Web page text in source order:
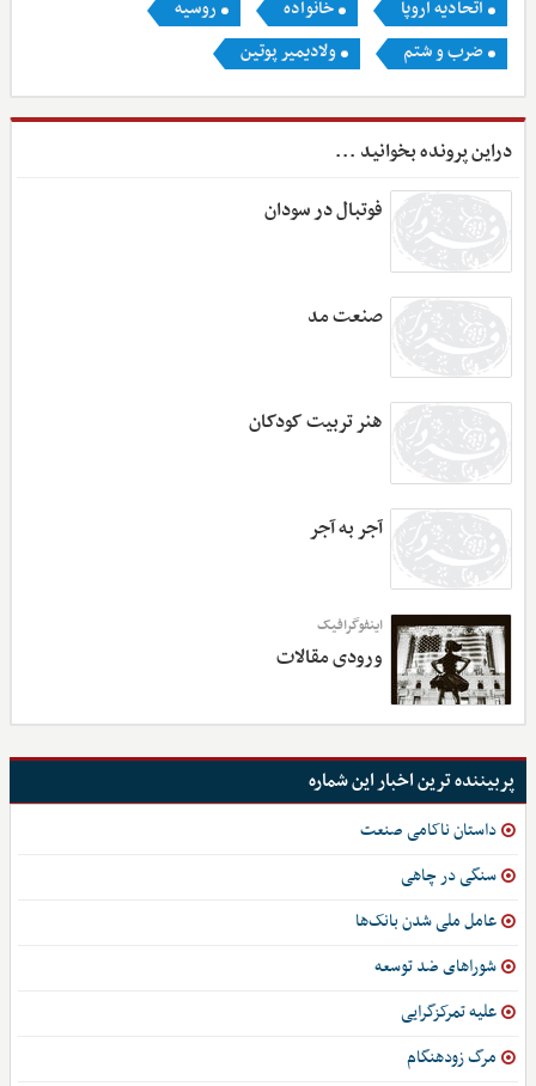
اتحادیه اروپا خانواده
روسیه
ضرب و شتم
ولادیمیر پوتین
دراین پرونده بخوانید ...
فوتبال در سودان
صنعت مد
هنر تربیت کودکان
آجر به آجر
اینفوگرافیک
ورودی مقالات
پربیننده ترین اخبار این شماره
داستان ناکامی صنعت
سنگی در چاهی
عامل ملی شدن بانک‌ها
شوراهای ضد توسعه
علیه تمرکزگرایی
مرگ زودهنگام